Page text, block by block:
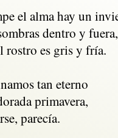
el alma hay un
dentro y
rostro es gris y fría.
tan eterno
primavera,
parecía.